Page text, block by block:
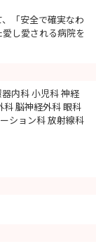
「安全で確実なわ
し愛される病院を
内科 小児科 神経
科 脳神経外科 眼科
ション科 放射線科